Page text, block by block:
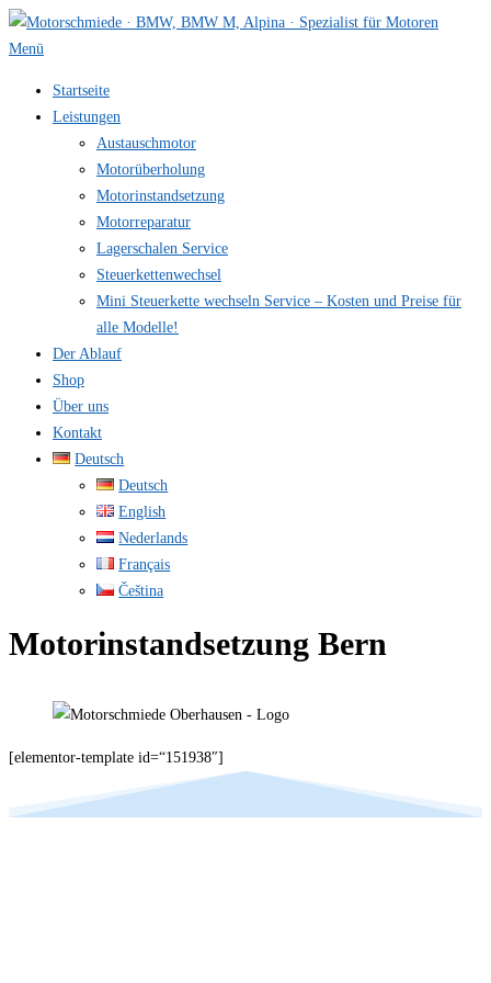
Zum
Inhalt
Menü
Startseite
Leistungen
Austauschmotor
Motorüberholung
Motorinstandsetzung
Motorreparatur
Lagerschalen Service
Steuerkettenwechsel
Mini Steuer­kette wechseln Service – Kosten und Preise für
alle Modelle!
Der Ablauf
Shop
Über uns
Kontakt
Deutsch
Deutsch
English
Nederlands
Français
Čeština
Motorinstandsetzung Bern
[elementor-template id=“151938″]